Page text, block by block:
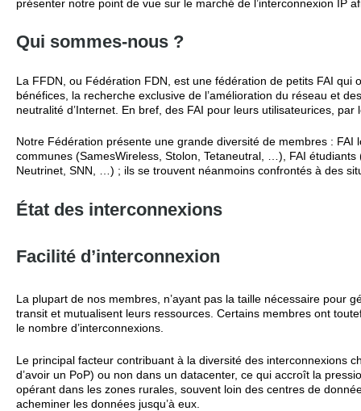
présenter notre point de vue sur le marché de l’interconnexion IP
Qui sommes-nous ?
La FFDN, ou Fédération FDN, est une fédération de petits FAI qui
bénéfices, la recherche exclusive de l’amélioration du réseau et
neutralité d’Internet. En bref, des FAI pour leurs utilisateurices, par
Notre Fédération présente une grande diversité de membres : FAI
communes (SamesWireless, Stolon, Tetaneutral, …), FAI
Neutrinet, SNN, …) ; ils se trouvent néanmoins confrontés à des
État des interconnexions
Facilité d’interconnexion
La plupart de nos membres, n’ayant pas la taille nécessaire pour
transit et mutualisent leurs ressources. Certains membres ont
le nombre d’interconnexions.
Le principal facteur contribuant à la diversité des interconnexions
d’avoir un PoP) ou non dans un datacenter, ce qui accroît la
opérant dans les zones rurales, souvent loin des centres de
acheminer les données jusqu’à eux.